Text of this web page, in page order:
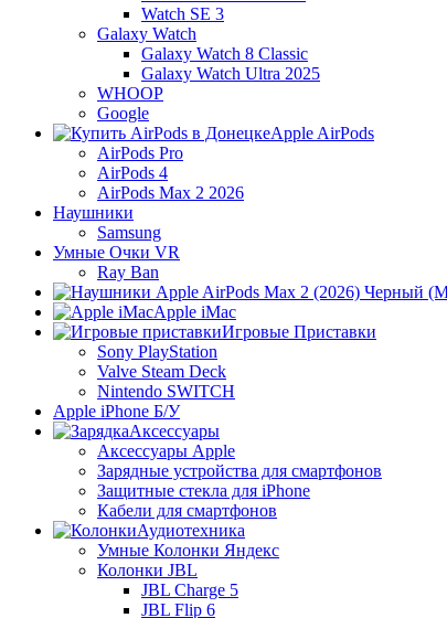
Watch SE 3
Galaxy Watch
Galaxy Watch 8 Classic
Galaxy Watch Ultra 2025
WHOOP
Google
Apple AirPods
AirPods Pro
AirPods 4
AirPods Max 2 2026
Наушники
Samsung
Умные Очки VR
Ray Ban
Apple iMac
Игровые Приставки
Sony PlayStation
Valve Steam Deck
Nintendo SWITCH
Apple iPhone Б/У
Аксессуары
Аксессуары Apple
Зарядные устройства для смартфонов
Защитные стекла для iPhone
Кабели для смартфонов
Аудиотехника
Умные Колонки Яндекс
Колонки JBL
JBL Charge 5
JBL Flip 6